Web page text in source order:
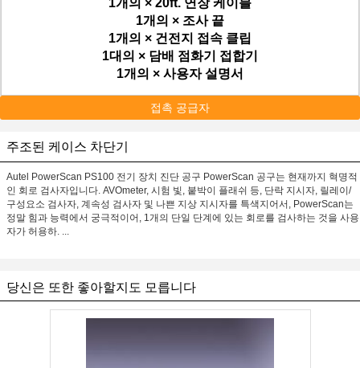
1개의 × 20ft. 연장 케이블
1개의 × 조사 끝
1개의 × 건전지 접속 클립
1대의 × 담배 점화기 접합기
1개의 × 사용자 설명서
접촉 공급자
주조된 케이스 차단기
Autel PowerScan PS100 전기 장치 진단 공구 PowerScan 공구는 현재까지 혁명적
인 회로 검사자입니다. AVOmeter, 시험 빛, 붙박이 플래쉬 등, 단락 지시자, 릴레이/
구성요소 검사자, 계속성 검사자 및 나쁜 지상 지시자를 특색지어서, PowerScan는
정말 힘과 능력에서 궁극적이어, 1개의 단일 단계에 있는 회로를 검사하는 것을 사용
자가 허용하. ...
당신은 또한 좋아할지도 모릅니다